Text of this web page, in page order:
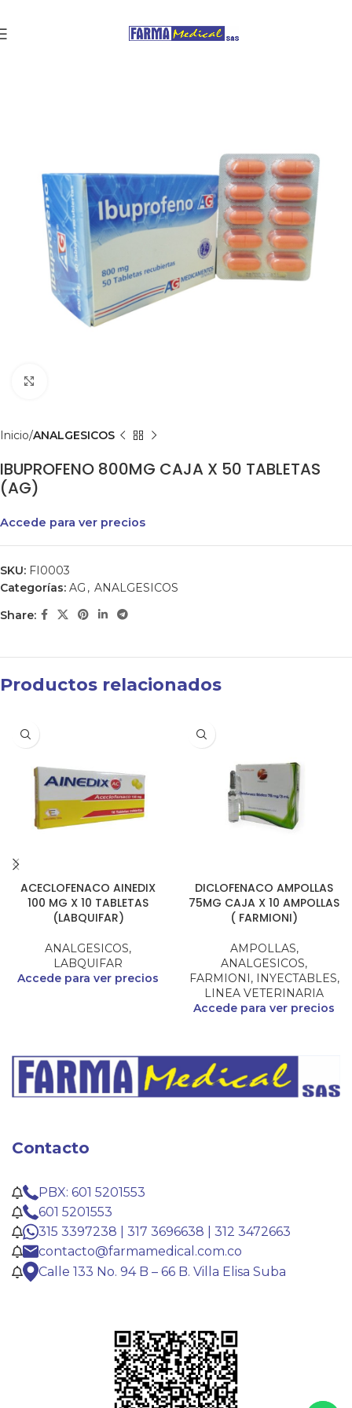
Inicio ANALGESICOS
IBUPROFENO 800MG CAJA X 50 TABLETAS
(AG)
Accede para ver precios
SKU: FI0003
Categorías: AG , ANALGESICOS
Share:
Productos relacionados
ACECLOFENACO AINEDIX
100 MG X 10 TABLETAS
(LABQUIFAR)
ANALGESICOS,
LABQUIFAR
Accede para ver precios
DICLOFENACO AMPOLLAS
75MG CAJA X 10 AMPOLLAS
( FARMIONI)
AMPOLLAS,
ANALGESICOS,
FARMIONI, INYECTABLES,
LINEA VETERINARIA
Accede para ver precios
Contacto
PBX: 601 5201553
601 5201553
315 3397238 | 317 3696638 | 312 3472663
contacto@farmamedical.com.co
Calle 133 No. 94 B – 66 B. Villa Elisa Suba